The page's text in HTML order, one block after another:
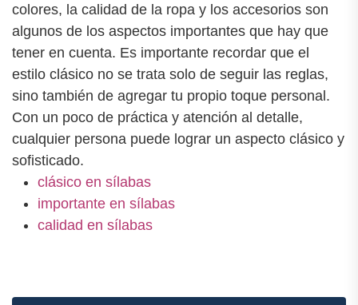
colores, la calidad de la ropa y los accesorios son
algunos de los aspectos importantes que hay que
tener en cuenta. Es importante recordar que el
estilo clásico no se trata solo de seguir las reglas,
sino también de agregar tu propio toque personal.
Con un poco de práctica y atención al detalle,
cualquier persona puede lograr un aspecto clásico y
sofisticado.
clásico en sílabas
importante en sílabas
calidad en sílabas